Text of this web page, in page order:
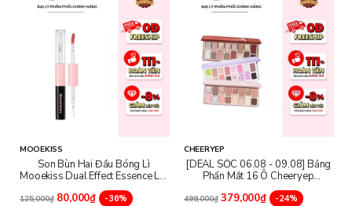
Thông số sản phẩm
Thương hiệu: L' Oréal
Xuất xứ: Pháp
Dung tích: 95ml
Aqua / Water, Hexylene Glycol, Glycerin, Poloxamer
184, Disodium Cocoamphodiacetate, Disodium
Edta, BHT , Polyaminopropyl Biguanide
MOOEKISS
Son Bùn Hai Đầu Bóng Lì
Mooekiss Dual Effect Essence Lip
Mud
125,000₫ 80,000₫ -36%
CHEERYEP
[DEAL SỐC 06.08 - 09.08] Bảng
Phấn Mắt 16 Ô Cheeryep
Eyeshadow Palette
499,000₫ 379,000₫ -24%